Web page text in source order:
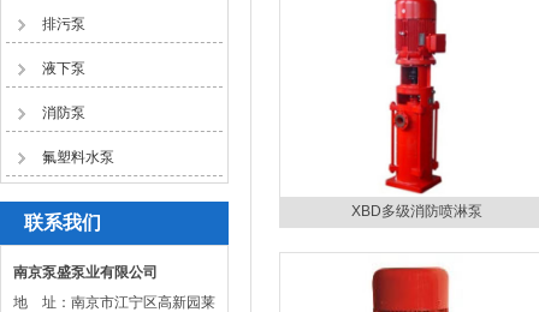
排污泵
液下泵
消防泵
氟塑料水泵
联系我们
南京泵盛泵业有限公司
地 址：南京市江宁区高新园莱
XBD多级消防喷淋泵